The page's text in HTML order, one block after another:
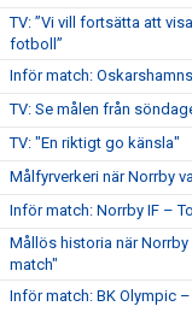
TV: ”Vi vill fortsätta att
fotboll”
Inför match:
TV: Se målen från
TV: "En riktigt go känsla"
Målfyrverkeri när Norrby
Inför match: Norrby IF –
Mållös historia när
match"
Inför match: BK Olympic